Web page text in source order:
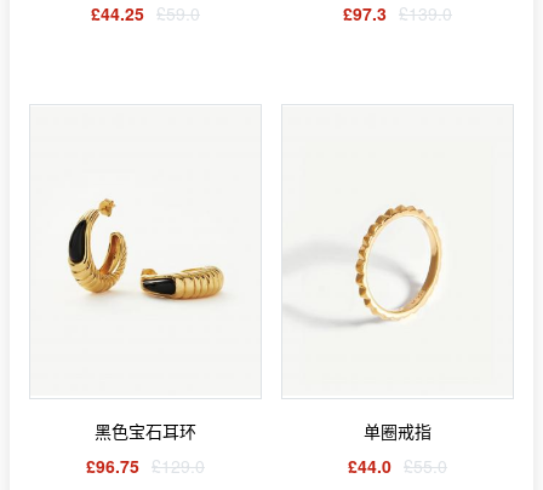
£44.25 £59.0
£97.3 £139.0
黑色宝石耳环
£96.75 £129.0
单圈戒指
£44.0 £55.0